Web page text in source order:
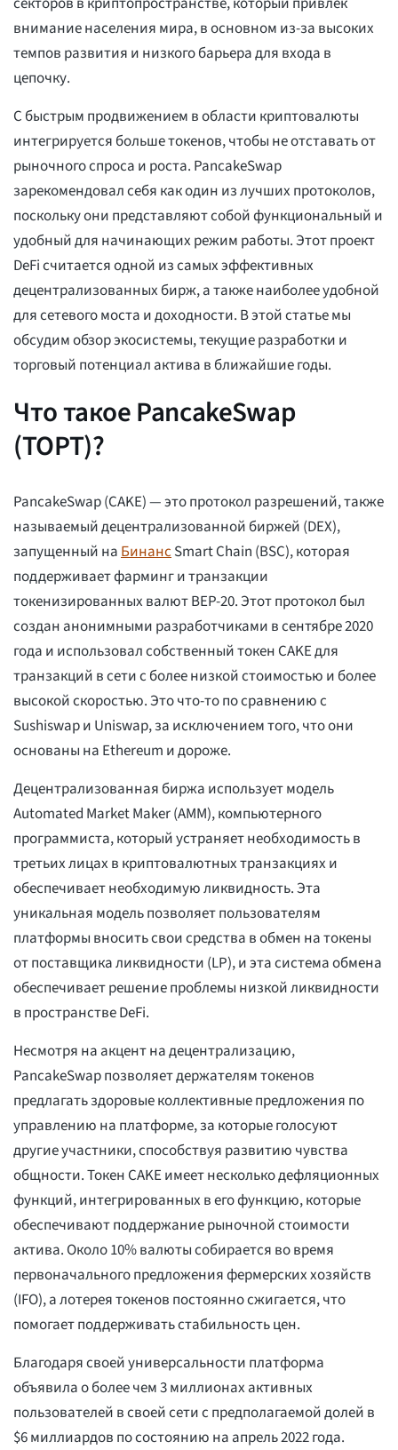
внимание населения мира, в основном из-за высоких
темпов развития и низкого барьера для входа в
цепочку.
С быстрым продвижением в области криптовалюты
интегрируется больше токенов, чтобы не отставать от
рыночного спроса и роста. PancakeSwap
зарекомендовал себя как один из лучших протоколов,
поскольку они представляют собой функциональный и
удобный для начинающих режим работы. Этот проект
DeFi считается одной из самых эффективных
децентрализованных бирж, а также наиболее удобной
для сетевого моста и доходности. В этой статье мы
обсудим обзор экосистемы, текущие разработки и
торговый потенциал актива в ближайшие годы.
Что такое PancakeSwap
(ТОРТ)?
PancakeSwap (CAKE) — это протокол разрешений, также
называемый децентрализованной биржей (DEX),
запущенный наБинансSmart Chain (BSC), которая
поддерживает фарминг и транзакции
токенизированных валют BEP-20. Этот протокол был
создан анонимными разработчиками в сентябре 2020
года и использовал собственный токен CAKE для
транзакций в сети с более низкой стоимостью и более
высокой скоростью. Это что-то по сравнению с
Sushiswap и Uniswap, за исключением того, что они
основаны на Ethereum и дороже.
Децентрализованная биржа использует модель
Automated Market Maker (AMM), компьютерного
программиста, который устраняет необходимость в
третьих лицах в криптовалютных транзакциях и
обеспечивает необходимую ликвидность. Эта
уникальная модель позволяет пользователям
платформы вносить свои средства в обмен на токены
от поставщика ликвидности (LP), и эта система обмена
обеспечивает решение проблемы низкой ликвидности
в пространстве DeFi.
Несмотря на акцент на децентрализацию,
PancakeSwap позволяет держателям токенов
предлагать здоровые коллективные предложения по
управлению на платформе, за которые голосуют
другие участники, способствуя развитию чувства
общности. Токен CAKE имеет несколько дефляционных
функций, интегрированных в его функцию, которые
обеспечивают поддержание рыночной стоимости
актива. Около 10% валюты собирается во время
первоначального предложения фермерских хозяйств
(IFO), а лотерея токенов постоянно сжигается, что
помогает поддерживать стабильность цен.
Благодаря своей универсальности платформа
объявила о более чем 3 миллионах активных
пользователей в своей сети с предполагаемой долей в
$6 миллиардов по состоянию на апрель 2022 года.